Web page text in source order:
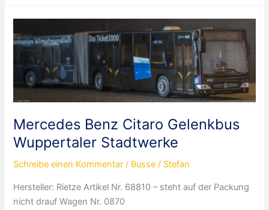
Wuppertaler
Stadtwerke
Mercedes Benz Citaro Gelenkbus
Wuppertaler Stadtwerke
Schreibe einen Kommentar / Busse / Stefan
Hersteller: Rietze Artikel Nr. 68810 – steht auf der Packung
nicht drauf Wagen Nr. 0870